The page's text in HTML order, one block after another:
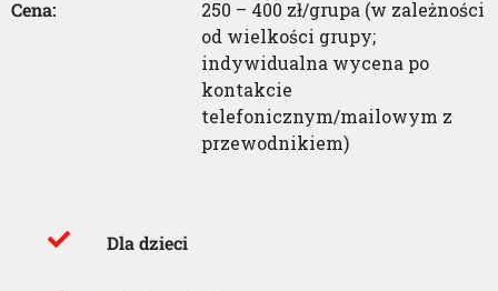
Cena:
250 – 400 zł/grupa (w zależności
od wielkości grupy;
indywidualna wycena po
kontakcie
telefonicznym/mailowym z
przewodnikiem)
Dla dzieci